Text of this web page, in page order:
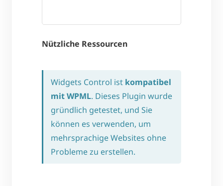
Nützliche Ressourcen
Widgets Control ist kompatibel
mit WPML. Dieses Plugin wurde
gründlich getestet, und Sie
können es verwenden, um
mehrsprachige Websites ohne
Probleme zu erstellen.